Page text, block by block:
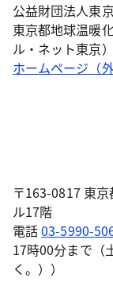
公益財団法人東
東京都地球温暖
ル・ネット東京）
ホームページ（
〒163-0817 東
ル17階
電話03-5990-
17時00分まで（
く。））